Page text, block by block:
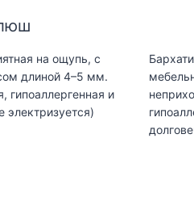
на ощупь, с
длиной 4–5 мм.
гипоаллергенная и
электризуется)